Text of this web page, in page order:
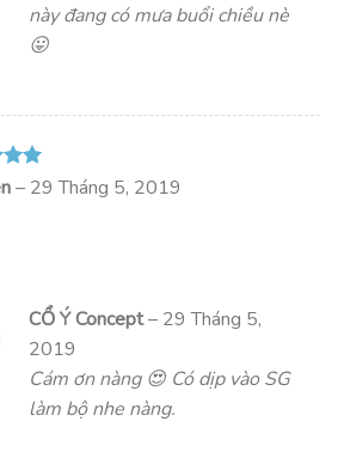
này đang có mưa buổi chiều nè
😛
– 29 Tháng 5, 2019
CỔ Ý Concept– 29 Tháng 5,
2019
Cám ơn nàng 😍 Có dịp vào SG
làm bộ nhe nàng.